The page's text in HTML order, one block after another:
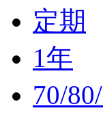
定期
1年
70/